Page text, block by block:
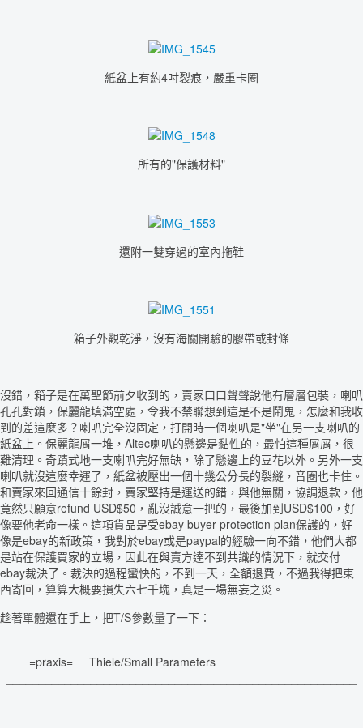
紙盆上有約4吋裂痕，嚴重卡圈
所有的"保護材料"
還附一雙穿過的室內拖鞋
箱子外觀乾淨，沒有海關開驗的膠帶或封條
沒錯，箱子是在萬聖節前夕收到的，賣家口口聲聲說他有層層包裝，喇叭
孔孔對鎖，保麗龍填滿空處，令我不禁聯想到這是不是鬧鬼，怎麼和我收
到的差這麼多？喇叭完全沒固定，打開時一個喇叭是"坐"在另一支喇叭的
紙盆上。保麗龍屑一堆，Altec喇叭的懸邊是黏性的，最怕這種屑屑，很
難清理。奇蹟式地一支喇叭完好無缺，除了懸邊上的豆花以外。另外一支
喇叭就沒這麼幸運了，紙盆被壓出一個十幾公分長的裂縫，音圈也卡住。
和賣家來回通信十餘封，賣家堅持是運送的錯，與他無關，協調退款，他
竟然只願意refund USD$50，亂沒誠意一把的，最後加到USD$100，好
像要他老命一樣。這項貨品是受ebay buyer protection plan保護的，好
像是ebay的新政策，我對於ebay或是paypal的經驗一向不錯，他們大都
是站在保護買家的立場，因此在與賣方達不到共識的情況下，就交付
ebay裁決了。裁決的過程蠻快的，不到一天，全額退費，不過我得把東
西寄回，算算大概要損失六七千塊，真是一場無妄之災。
趁著單體還在手上，把T/S參數量了一下：
=praxis= Thiele/Small Parameters